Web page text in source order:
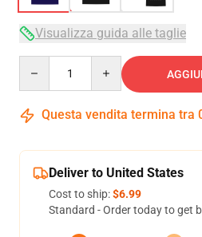
Visualizza guida alle taglie
Questa vendita termina tra
Deliver to United States
Cost to ship:$6.99
Standard - Order today to get